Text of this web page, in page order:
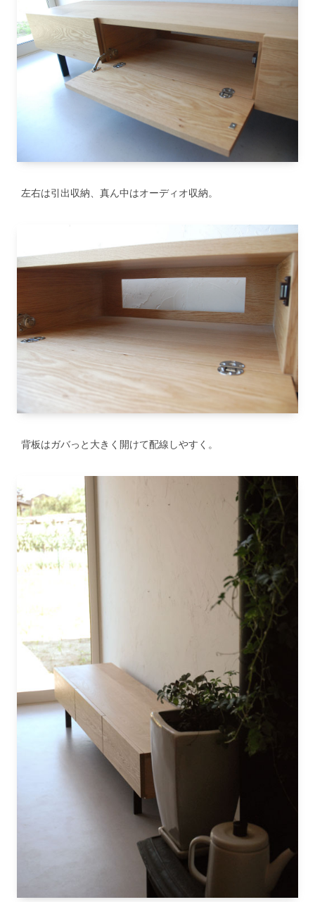
左右は引出収納、真ん中はオーディオ収納。
背板はガバっと大きく開けて配線しやすく。